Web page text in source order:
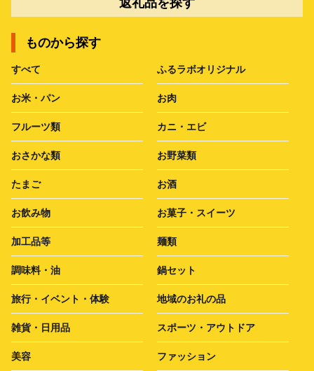
返礼品を探す
ものから探す
すべて ふるラボオリジナル
お米・パン お肉
フルーツ類 カニ・エビ
おさかな類 お野菜類
たまご お酒
お飲み物 お菓子・スイーツ
加工品等 麺類
調味料・油 鍋セット
旅行・イベント・体験 地域のお礼の品
雑貨・日用品 スポーツ・アウトドア
美容 ファッション